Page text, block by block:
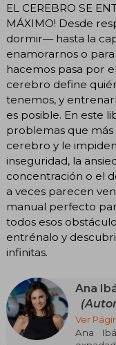
EL CEREBRO SE
MÁXIMO! Desde
dormir— hasta la
enamorarnos o
hacemos pasa por
cerebro define
tenemos, y
es posible. En este
problemas que
cerebro y le
inseguridad, la
concentración o el
a veces parecen
manual perfecto
todos esos
entrénalo y
infinitas.
Ana
Ver
Ana